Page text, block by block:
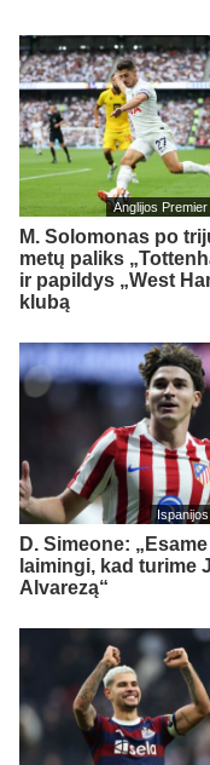
Anglijos
M. Solomonas po
metų paliks
ir papildys „West
klubą
D. Simeone:
laimingi, kad turime
Alvarezą“